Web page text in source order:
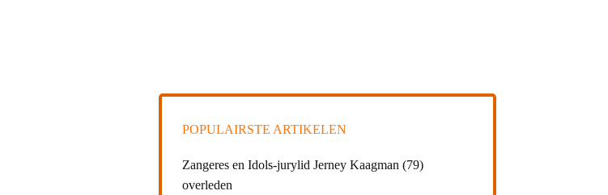
POPULAIRSTE ARTIKELEN
Zangeres en Idols-jurylid Jerney Kaagman (79)
overleden